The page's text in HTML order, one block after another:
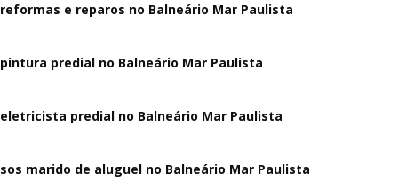
reformas e reparos no Balneário Mar Paulista
pintura predial no Balneário Mar Paulista
eletricista predial no Balneário Mar Paulista
sos marido de aluguel no Balneário Mar Paulista